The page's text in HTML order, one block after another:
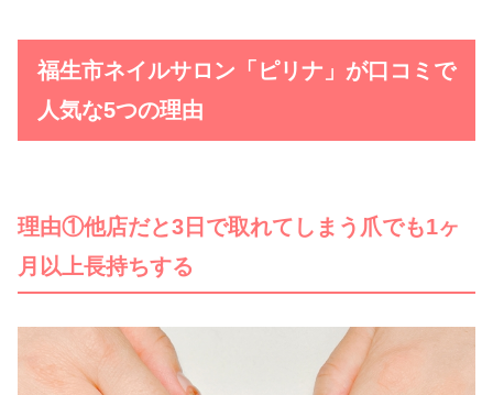
福生市ネイルサロン「ピリナ」が口コミで
人気な5つの理由
理由①他店だと3日で取れてしまう爪でも1ヶ
月以上長持ちする